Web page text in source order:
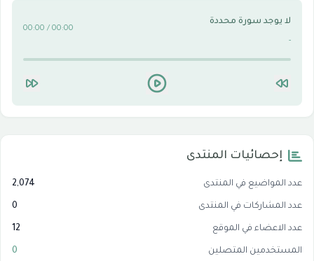
لا يوجد سورة محددة
-
00:00 / 00:00
إحصائيات المنتدى
عدد المواضيع في المنتدى 2,074
عدد المشاركات في المنتدى 0
عدد الاعضاء في الموقع 12
المستخدمين المتصلين 0